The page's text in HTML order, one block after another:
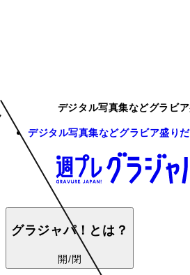
デジタル写真集などグラビ
デジタル写真集などグラビア盛り
グラジャパ！とは？
開/閉